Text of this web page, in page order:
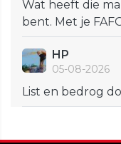
Wat heeft die
bent. Met je
HP
05-08-2026
List en bedrog